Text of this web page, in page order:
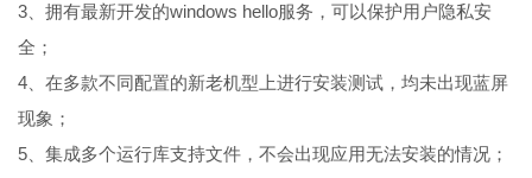
3、拥有最新开发的windows hello服务，可以保护用户隐私安
全；
4、在多款不同配置的新老机型上进行安装测试，均未出现蓝屏
现象；
5、集成多个运行库支持文件，不会出现应用无法安装的情况；